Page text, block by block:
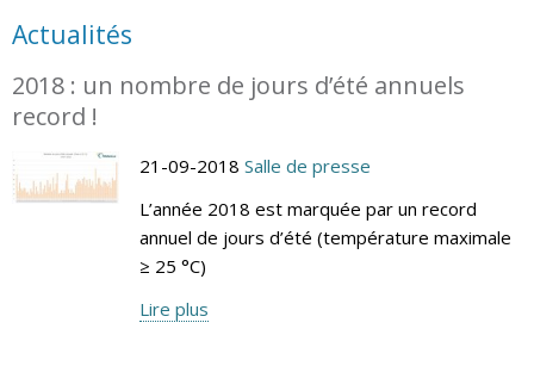
Actualités
2018 : un nombre de jours d’été annuels
record !
21-09-2018 Salle de presse
L’année 2018 est marquée par un record
annuel de jours d’été (température maximale
≥ 25 °C)
Lire plus